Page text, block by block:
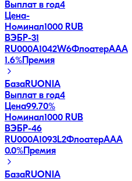
Выплат в год4
Цена-
Номинал1000 RUB
ВЭБP-31
RU000A1042W6ФлоатерAAA
1.6%Премия
БазаRUONIA
Выплат в год4
Цена99.70%
Номинал1000 RUB
ВЭБP-46
RU000A1093L2ФлоатерAAA
0.0%Премия
БазаRUONIA